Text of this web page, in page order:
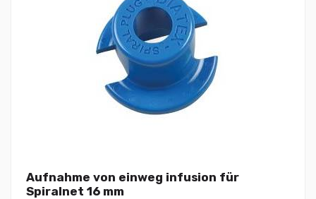
Aufnahme von einweg infusion für
Spiralnet 16 mm